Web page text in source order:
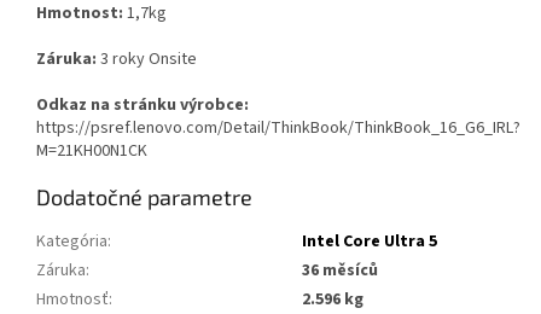
Hmotnost: 1,7kg
Záruka: 3 roky Onsite
Odkaz na stránku výrobce:
https://psref.lenovo.com/Detail/ThinkBook/ThinkBook_16_G6_IRL?
M=21KH00N1CK
Dodatočné parametre
Kategória:
Intel Core Ultra 5
Záruka:
36 měsíců
Hmotnosť:
2.596 kg